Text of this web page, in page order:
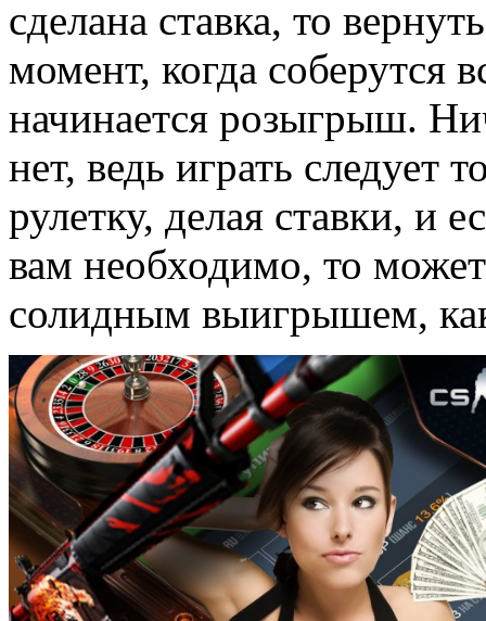
сделана ставка, то
момент, когда соберутся
начинается розыгрыш.
нет, ведь играть следует
рулетку, делая ставки, и
вам необходимо, то
солидным выигрышем,